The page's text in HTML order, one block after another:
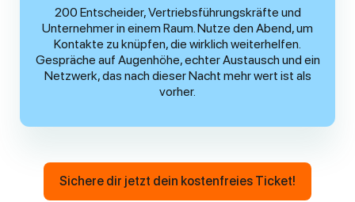
200 Entscheider, Vertriebsführungskräfte und
Unternehmer in einem Raum. Nutze den Abend, um
Kontakte zu knüpfen, die wirklich weiterhelfen.
Gespräche auf Augenhöhe, echter Austausch und ein
Netzwerk, das nach dieser Nacht mehr wert ist als
vorher.
Sichere dir jetzt dein kostenfreies Ticket!